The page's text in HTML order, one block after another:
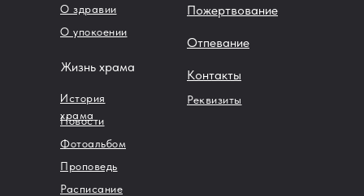
О здравии
О упокоении
Жизнь храма
Проповедь
История
храма
Новости
Контакты
Реквизиты
Пожертвование
Фотоальбом
Расписание
Отпевание